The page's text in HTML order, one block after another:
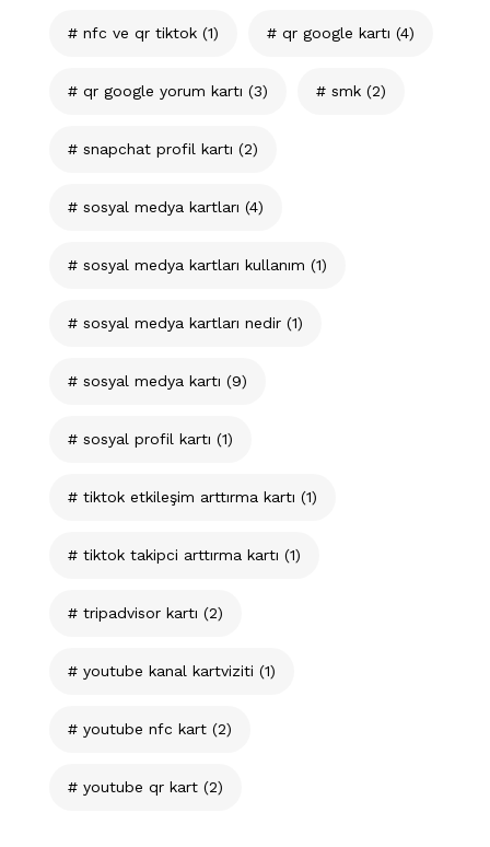
nfc ve qr tiktok (1) qr google kartı (4)
qr google yorum kartı (3) smk (2)
snapchat profil kartı (2)
sosyal medya kartları (4)
sosyal medya kartları kullanım (1)
sosyal medya kartları nedir (1)
sosyal medya kartı (9)
sosyal profil kartı (1)
tiktok etkileşim arttırma kartı (1)
tiktok takipci arttırma kartı (1)
tripadvisor kartı (2)
youtube kanal kartviziti (1)
youtube nfc kart (2)
youtube qr kart (2)